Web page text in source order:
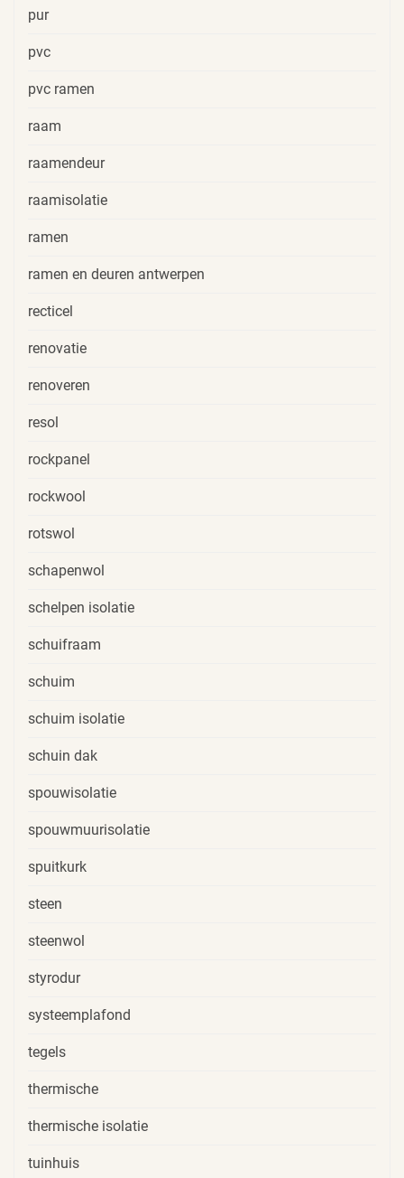
pur
pvc
pvc ramen
raam
raamendeur
raamisolatie
ramen
ramen en deuren antwerpen
recticel
renovatie
renoveren
resol
rockpanel
rockwool
rotswol
schapenwol
schelpen isolatie
schuifraam
schuim
schuim isolatie
schuin dak
spouwisolatie
spouwmuurisolatie
spuitkurk
steen
steenwol
styrodur
systeemplafond
tegels
thermische
thermische isolatie
tuinhuis